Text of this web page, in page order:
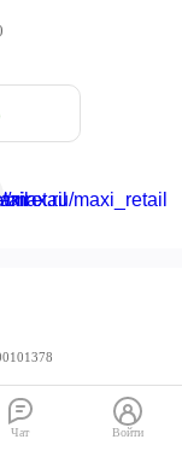
Чат Войти